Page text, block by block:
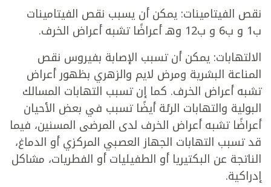
نقص الفيتامينات: يمكن أن يسبب نقص الفيتامينات
ب1 و ب6 و ب12 وهـ أعراضًا تشبه أعراض الخرف.
الالتهابات: يمكن أن تسبب الإصابة بفيروس نقص
المناعة البشرية ومرض لايم والزهري بظهور أعراض
تشبه أعراض الخرف. كما إن تسبب التهابات المسالك
البولية والتهابات الرئة أيضًا تسبب في بعض الأحيان
أعراضًا تشبه أعراض الخرف لدى المرضى المسنين، فيما
قد تسبب التهابات الجهاز العصبي المركزي أو الدماغ،
الناتجة عن البكتيريا أو الطفيليات أو الفطريات، مشاكل
إدراكية.